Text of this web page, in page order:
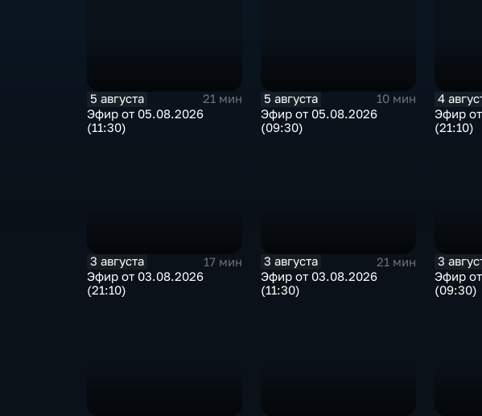
5 августа
21 мин
Эфир от 05.08.2026
(11:30)
5 августа
10 мин
Эфир от 05.08.2026
(09:30)
4
Эфир
(21:10)
3 августа
17 мин
Эфир от 03.08.2026
(21:10)
3 августа
21 мин
Эфир от 03.08.2026
(11:30)
3
Эфир
(09:30)